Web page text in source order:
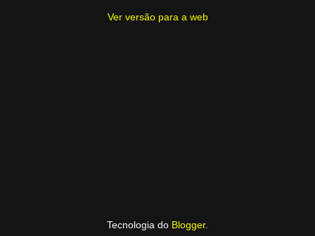
Ver versão para a web
Tecnologia do Blogger.